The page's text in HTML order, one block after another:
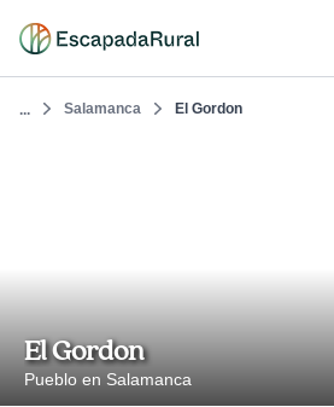
... Salamanca El Gordon
El Gordon
Pueblo en Salamanca